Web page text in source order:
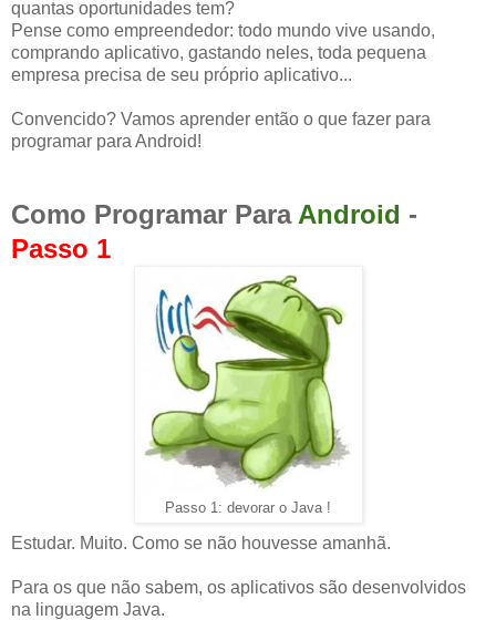
quantas oportunidades tem?
Pense como empreendedor: todo mundo vive usando,
comprando aplicativo, gastando neles, toda pequena
empresa precisa de seu próprio aplicativo...
Convencido? Vamos aprender então o que fazer para
programar para Android!
Como Programar Para Android -
Passo 1
Passo 1: devorar o Java !
Estudar. Muito. Como se não houvesse amanhã.
Para os que não sabem, os aplicativos são desenvolvidos
na linguagem Java.